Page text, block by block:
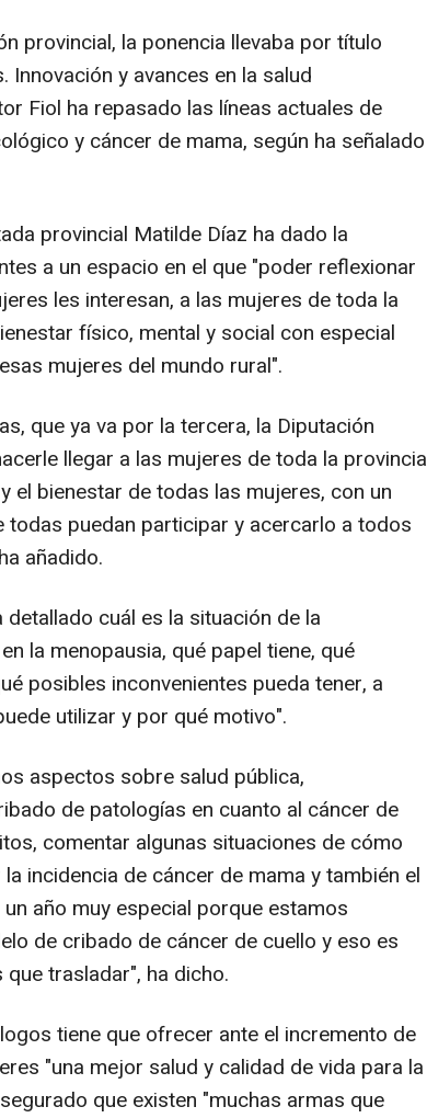
provincial, la ponencia llevaba por título
y avances en la salud
Fiol ha repasado las líneas actuales de
y cáncer de mama, según ha señalado
provincial Matilde Díaz ha dado la
a un espacio en el que "poder reflexionar
les interesan, a las mujeres de toda la
físico, mental y social con especial
mujeres del mundo rural".
que ya va por la tercera, la Diputación
llegar a las mujeres de toda la provincia
el bienestar de todas las mujeres, con un
todas puedan participar y acercarlo a todos
añadido.
cuál es la situación de la
la menopausia, qué papel tiene, qué
posibles inconvenientes pueda tener, a
utilizar y por qué motivo".
aspectos sobre salud pública,
de patologías en cuanto al cáncer de
comentar algunas situaciones de cómo
incidencia de cáncer de mama y también el
año muy especial porque estamos
de cribado de cáncer de cuello y eso es
trasladar", ha dicho.
tiene que ofrecer ante el incremento de
"una mejor salud y calidad de vida para la
que existen "muchas armas que